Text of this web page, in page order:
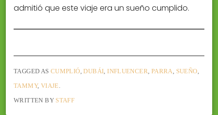
admitió que este viaje era un sueño cumplido.
TAGGED AS CUMPLIÓ ,DUBÁI ,INFLUENCER PARRA SUEÑO
TAMMY, VIAJE
WRITTEN BY STAFF